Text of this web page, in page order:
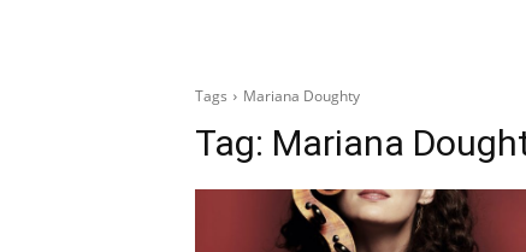
Tags Mariana Doughty
Tag: Mariana